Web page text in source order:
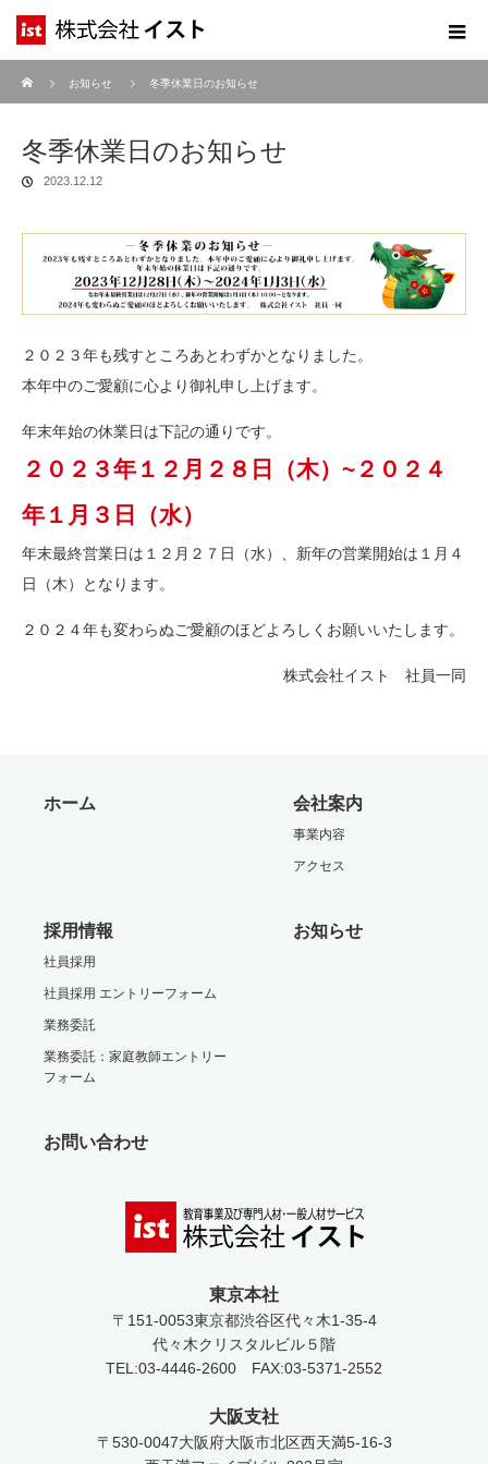
お知らせ
冬季休業日のお知らせ
冬季休業日のお知らせ
2023.12.12
２０２３年も残すところあとわずかとなりました。
本年中のご愛顧に心より御礼申し上げます。
年末年始の休業日は下記の通りです。
２０２３年１２月２８日（木）~２０２４
年１月３日（水）
年末最終営業日は１２月２７日（水）、新年の営業開始は１月４
日（木）となります。
２０２４年も変わらぬご愛顧のほどよろしくお願いいたします。
株式会社イスト 社員一同
ホーム 会社案内
事業内容
アクセス
採用情報
社員採用
社員採用 エントリーフォーム
業務委託
業務委託：家庭教師エントリー
フォーム
お知らせ
お問い合わせ
東京本社
〒151-0053東京都渋谷区代々木1-35-4
代々木クリスタルビル５階
TEL:03-4446-2600
FAX:03-5371-2552
大阪支社
〒530-0047大阪府大阪市北区西天満5-16-3